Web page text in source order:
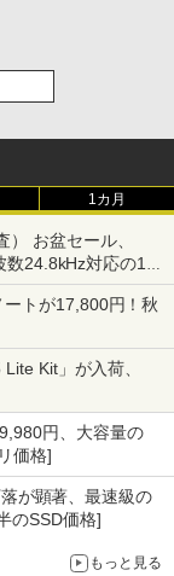
1カ月
お盆セール、
24.8kHz対応の17
ほか
トが17,800円！秋
Kit」が入荷、
円、大容量の
価格]
が顕著、最速級の
のSSD価格]
もっと見る